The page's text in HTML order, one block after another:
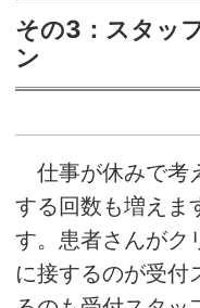
その3：スタッ
ン
仕事が休みで考
する回数も増え
す。患者さんがク
に接するのが受付